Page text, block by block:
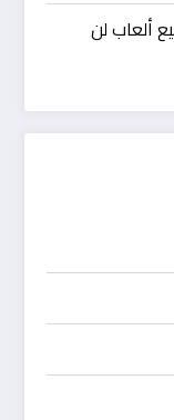
ألعاب لن